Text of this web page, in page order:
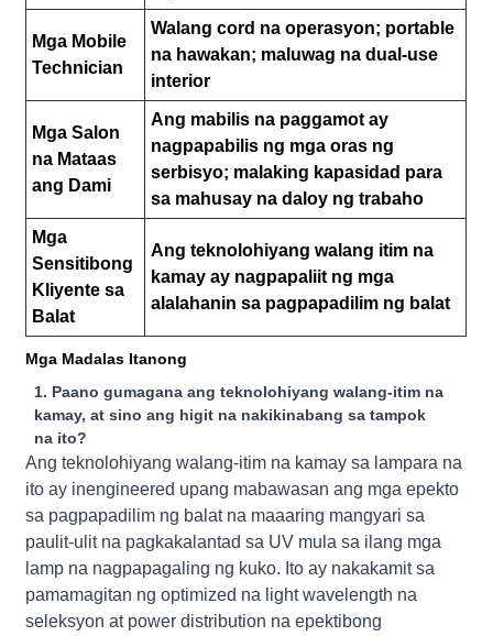
Mga Mobile
Technician
Walang cord na operasyon; portable
na hawakan; maluwag na dual-use
interior
Mga Salon
na Mataas
ang Dami
Ang mabilis na paggamot ay
nagpapabilis ng mga oras ng
serbisyo; malaking kapasidad para
sa mahusay na daloy ng trabaho
Mga
Sensitibong
Kliyente sa
Balat
Ang teknolohiyang walang itim na
kamay ay nagpapaliit ng mga
alalahanin sa pagpapadilim ng balat
Mga Madalas Itanong
1. Paano gumagana ang teknolohiyang walang-itim na
kamay, at sino ang higit na nakikinabang sa tampok
na ito?
Ang teknolohiyang walang-itim na kamay sa lampara na
ito ay inengineered upang mabawasan ang mga epekto
sa pagpapadilim ng balat na maaaring mangyari sa
paulit-ulit na pagkakalantad sa UV mula sa ilang mga
lamp na nagpapagaling ng kuko. Ito ay nakakamit sa
pamamagitan ng optimized na light wavelength na
seleksyon at power distribution na epektibong